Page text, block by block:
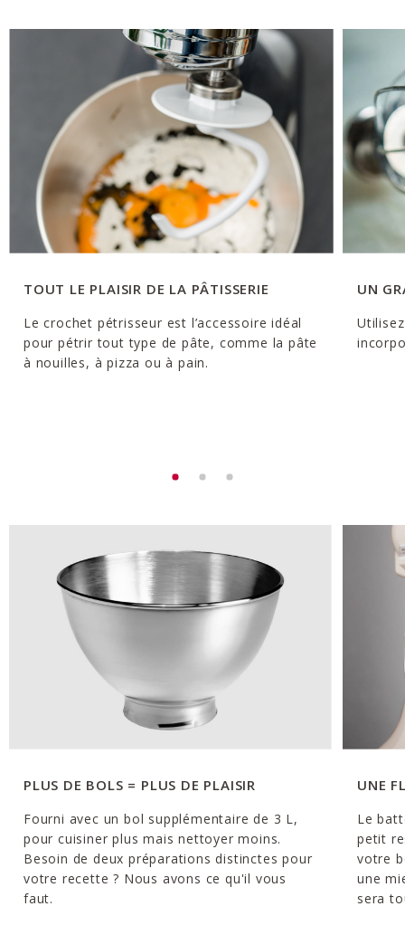
TOUT LE PLAISIR DE LA PÂTISSERIE
Le crochet pétrisseur est l’accessoire idéal
pour pétrir tout type de pâte, comme la pâte
à nouilles, à pizza ou à pain.
UN
PLUS DE BOLS = PLUS DE PLAISIR
Fourni avec un bol supplémentaire de 3 L,
pour cuisiner plus mais nettoyer moins.
Besoin de deux préparations distinctes pour
votre recette ? Nous avons ce qu'il vous
faut.
UNE
Le
petit
votre
une
sera